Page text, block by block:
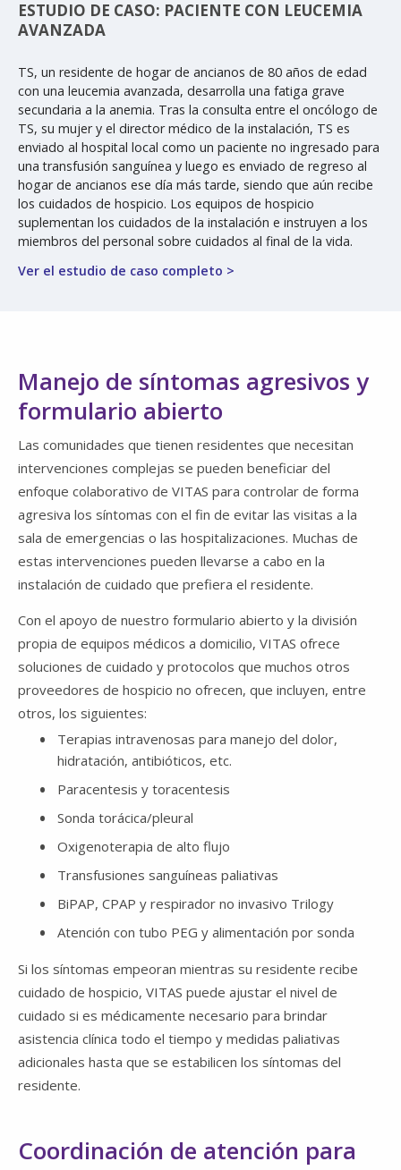
ESTUDIO DE CASO: PACIENTE CON LEUCEMIA
AVANZADA
TS, un residente de hogar de ancianos de 80 años de edad
con una leucemia avanzada, desarrolla una fatiga grave
secundaria a la anemia. Tras la consulta entre el oncólogo de
TS, su mujer y el director médico de la instalación, TS es
enviado al hospital local como un paciente no ingresado para
una transfusión sanguínea y luego es enviado de regreso al
hogar de ancianos ese día más tarde, siendo que aún recibe
los cuidados de hospicio. Los equipos de hospicio
suplementan los cuidados de la instalación e instruyen a los
miembros del personal sobre cuidados al final de la vida.
Ver el estudio de caso completo >
Manejo de síntomas agresivos y
formulario abierto
Las comunidades que tienen residentes que necesitan
intervenciones complejas se pueden beneficiar del
enfoque colaborativo de VITAS para controlar de forma
agresiva los síntomas con el fin de evitar las visitas a la
sala de emergencias o las hospitalizaciones. Muchas de
estas intervenciones pueden llevarse a cabo en la
instalación de cuidado que prefiera el residente.
Con el apoyo de nuestro formulario abierto y la división
propia de equipos médicos a domicilio, VITAS ofrece
soluciones de cuidado y protocolos que muchos otros
proveedores de hospicio no ofrecen, que incluyen, entre
otros, los siguientes:
Terapias intravenosas para manejo del dolor,
hidratación, antibióticos, etc.
Paracentesis y toracentesis
Sonda torácica/pleural
Oxigenoterapia de alto flujo
Transfusiones sanguíneas paliativas
BiPAP, CPAP y respirador no invasivo Trilogy
Atención con tubo PEG y alimentación por sonda
Si los síntomas empeoran mientras su residente recibe
cuidado de hospicio, VITAS puede ajustar el nivel de
cuidado si es médicamente necesario para brindar
asistencia clínica todo el tiempo y medidas paliativas
adicionales hasta que se estabilicen los síntomas del
residente.
Coordinación de atención para